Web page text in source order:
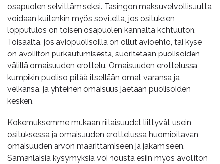
osapuolen selvittämiseksi. Tasingon maksuvelvollisuutta
voidaan kuitenkin myös sovitella, jos osituksen
lopputulos on toisen osapuolen kannalta kohtuuton.
Toisaalta, jos aviopuolisoilla on ollut avioehto, tai kyse
on avoliiton purkautumisesta, suoritetaan puolisoiden
välillä omaisuuden erottelu. Omaisuuden erottelussa
kumpikin puoliso pitää itsellään omat varansa ja
velkansa, ja yhteinen omaisuus jaetaan puolisoiden
kesken.
Kokemuksemme mukaan riitaisuudet liittyvät usein
osituksessa ja omaisuuden erottelussa huomioitavan
omaisuuden arvon määrittämiseen ja jakamiseen.
Samanlaisia kysymyksiä voi nousta esiin myös avoliiton